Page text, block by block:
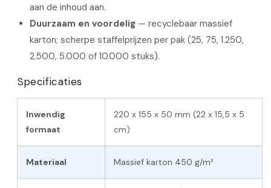
aan de inhoud aan.
Duurzaam en voordelig — recyclebaar massief
karton; scherpe staffelprijzen per pak (25, 75, 1.250,
2.500, 5.000 of 10.000 stuks).
Specificaties
Inwendig
formaat
220 x 155 x 50 mm (22 x 15,5 x 5
cm)
Materiaal Massief karton 450 g/m²